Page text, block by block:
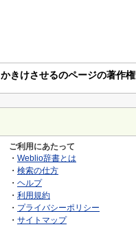
かきけさせるのページの著作権
ご利用にあたって
・ Weblio辞書とは
・ 検索の仕方
・ ヘルプ
・ 利用規約
・ プライバシーポリシー
・ サイトマップ